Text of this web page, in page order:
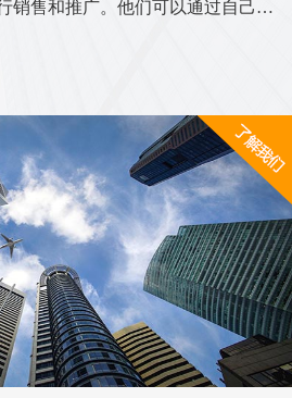
销售和推广。他们可以通过自己的
标。我们的工作范围和服务内容可
，了解客户的需求，并为他们提供
。同时，代理商也需与收银系统供
，...